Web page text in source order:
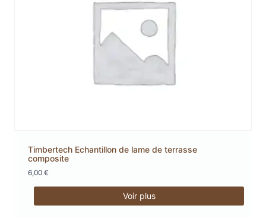
Timbertech Echantillon de lame de terrasse
composite
6,00 €
Voir plus